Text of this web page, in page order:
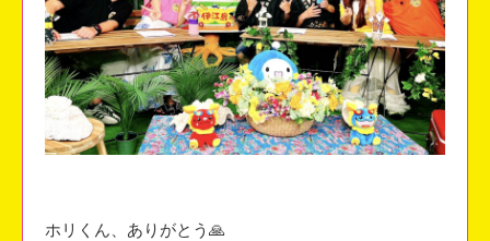
ホリくん、ありがとう🙏